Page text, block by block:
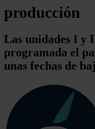
producción
Las unidades I y
programada el
unas fechas de